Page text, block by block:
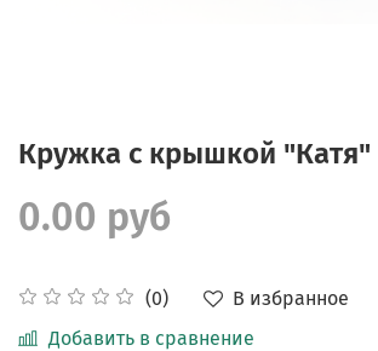
Кружка с крышкой "Катя"
(0)
В избранное
Добавить в сравнение
0.00 руб